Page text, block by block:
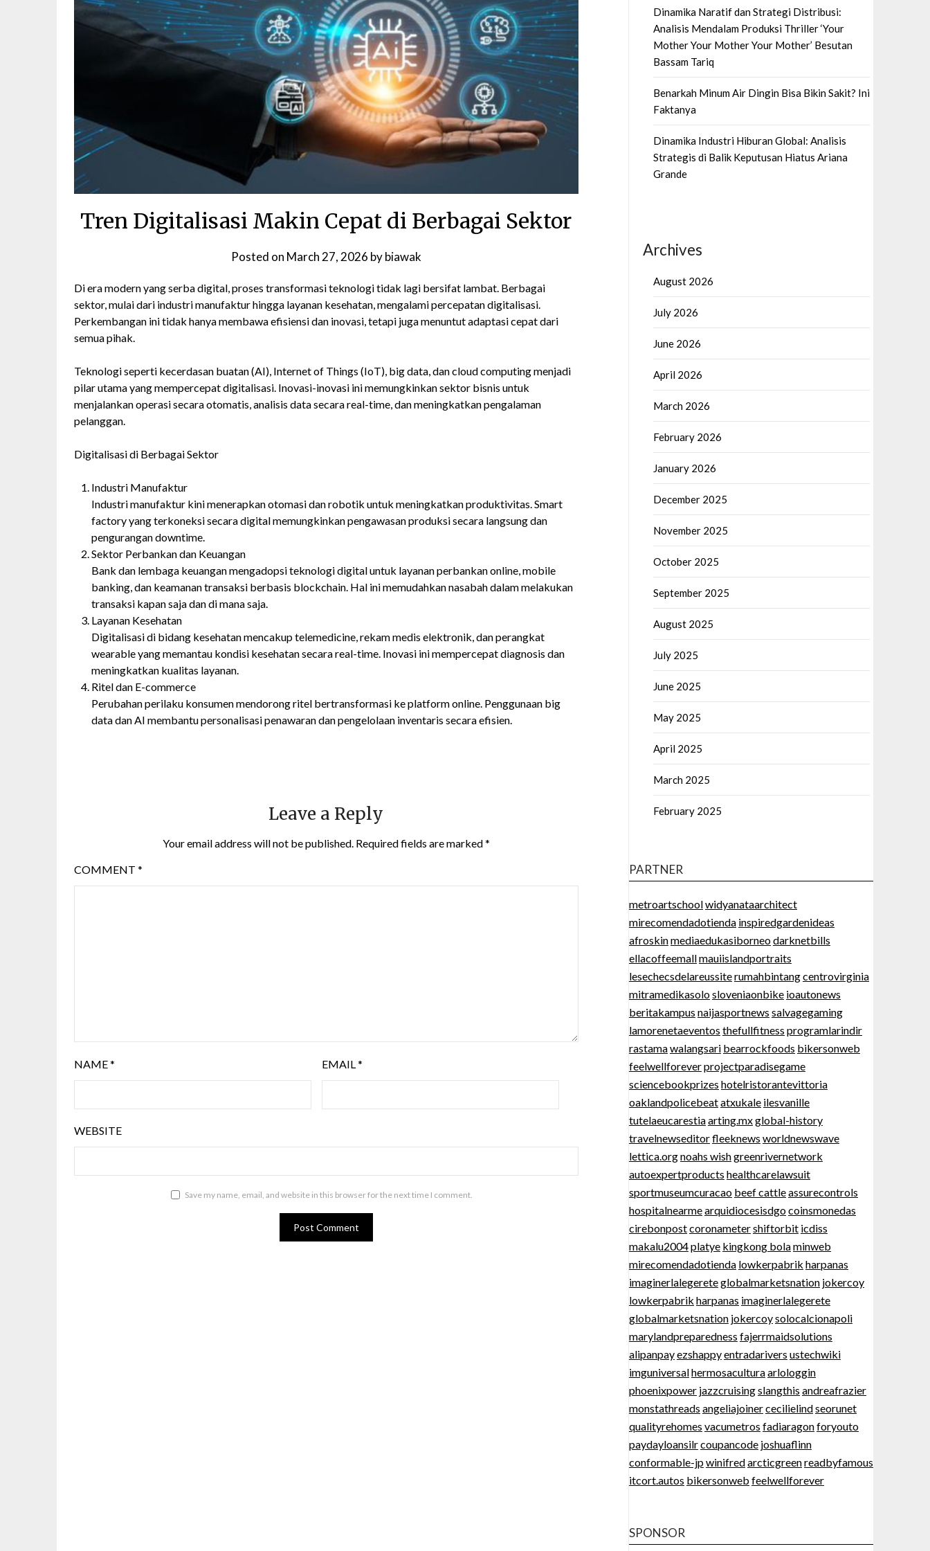
Tren Digitalisasi Makin Cepat di Berbagai Sektor
Posted on March 27, 2026 bybiawak
Di era modern yang serba digital, proses transformasi teknologi tidak lagi bersifat lambat. Berbagai
sektor, mulai dari industri manufaktur hingga layanan kesehatan, mengalami percepatan digitalisasi.
Perkembangan ini tidak hanya membawa efisiensi dan inovasi, tetapi juga menuntut adaptasi cepat dari
semua pihak.
Teknologi seperti kecerdasan buatan (AI), Internet of Things (IoT), big data, dan cloud computing menjadi
pilar utama yang mempercepat digitalisasi. Inovasi-inovasi ini memungkinkan sektor bisnis untuk
menjalankan operasi secara otomatis, analisis data secara real-time, dan meningkatkan pengalaman
pelanggan.
Digitalisasi di Berbagai Sektor
Industri Manufaktur
Industri manufaktur kini menerapkan otomasi dan robotik untuk meningkatkan produktivitas. Smart
factory yang terkoneksi secara digital memungkinkan pengawasan produksi secara langsung dan
pengurangan downtime.
Sektor Perbankan dan Keuangan
Bank dan lembaga keuangan mengadopsi teknologi digital untuk layanan perbankan online, mobile
banking, dan keamanan transaksi berbasis blockchain. Hal ini memudahkan nasabah dalam melakukan
transaksi kapan saja dan di mana saja.
Layanan Kesehatan
Digitalisasi di bidang kesehatan mencakup telemedicine, rekam medis elektronik, dan perangkat
wearable yang memantau kondisi kesehatan secara real-time. Inovasi ini mempercepat diagnosis dan
meningkatkan kualitas layanan.
Ritel dan E-commerce
Perubahan perilaku konsumen mendorong ritel bertransformasi ke platform online. Penggunaan big
data dan AI membantu personalisasi penawaran dan pengelolaan inventaris secara efisien.
Leave a Reply
Your email address will not be published. Required fields are marked*
COMMENT *
NAME* EMAIL*
WEBSITE
Save my name, email, and website in this browser for the next time I comment.
Dinamika Naratif dan Strategi Distribusi:
Analisis Mendalam Produksi Thriller ‘Your
Mother Your Mother Your Mother’ Besutan
Bassam Tariq
Benarkah Minum Air Dingin Bisa Bikin Sakit? Ini
Faktanya
Dinamika Industri Hiburan Global: Analisis
Strategis di Balik Keputusan Hiatus Ariana
Grande
Archives
August 2026
July 2026
June 2026
April 2026
March 2026
February 2026
January 2026
December 2025
November 2025
October 2025
September 2025
August 2025
July 2025
June 2025
May 2025
April 2025
March 2025
February 2025
PARTNER
metroartschoolwidyanataarchitect
mirecomendadotienda inspiredgardenideas
afroskinmediaedukasiborneodarknetbills
ellacoffeemallmauiislandportraits
lesechecsdelareussiterumahbintangcentrovirginia
mitramedikasolosloveniaonbike ioautonews
beritakampus naijasportnews salvagegaming
lamorenetaeventos thefullfitness programlarindir
rastamawalangsari bearrockfoods bikersonweb
feelwellforeverprojectparadisegame
sciencebookprizes hotelristorantevittoria
oaklandpolicebeatatxukale ilesvanille
tutelaeucarestiaarting.mxglobal-history
travelnewseditorfleeknews worldnewswave
lettica.orgnoahs wishgreenrivernetwork
autoexpertproducts healthcarelawsuit
sportmuseumcuracao beef cattleassurecontrols
hospitalnearmearquidiocesisdgocoinsmonedas
cirebonpostcoronametershiftorbit icdiss
makalu2004platye kingkong bolaminweb
mirecomendadotienda lowkerpabrik harpanas
imaginerlalegereteglobalmarketsnation jokercoy
lowkerpabrik harpanas imaginerlalegerete
globalmarketsnation jokercoysolocalcionapoli
marylandpreparedness fajerrmaidsolutions
alipanpayezshappyentradarivers ustechwiki
imguniversalhermosaculturaarlologgin
phoenixpower jazzcruisingslangthis andreafrazier
monstathreads angeliajoinercecilielindseorunet
qualityrehomes vacumetros fadiaragonforyouto
paydayloansilrcoupancode joshuaflinn
conformable-jpwinifredarcticgreenreadbyfamous
itcort.autos bikersonweb feelwellforever
SPONSOR